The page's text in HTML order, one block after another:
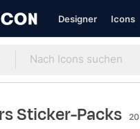
Designer Icons
Sticker-Packs 20